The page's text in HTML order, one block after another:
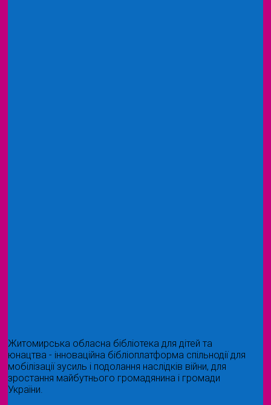
Житомирська обласна бібліотека для дітей та
юнацтва - інноваційна бібліоплатформа спільнодії для
мобілізації зусиль і подолання наслідків війни, для
зростання майбутнього громадянина і громади
України.